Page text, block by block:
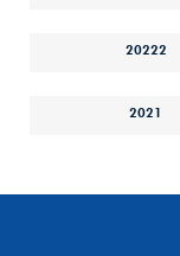
20222
2021